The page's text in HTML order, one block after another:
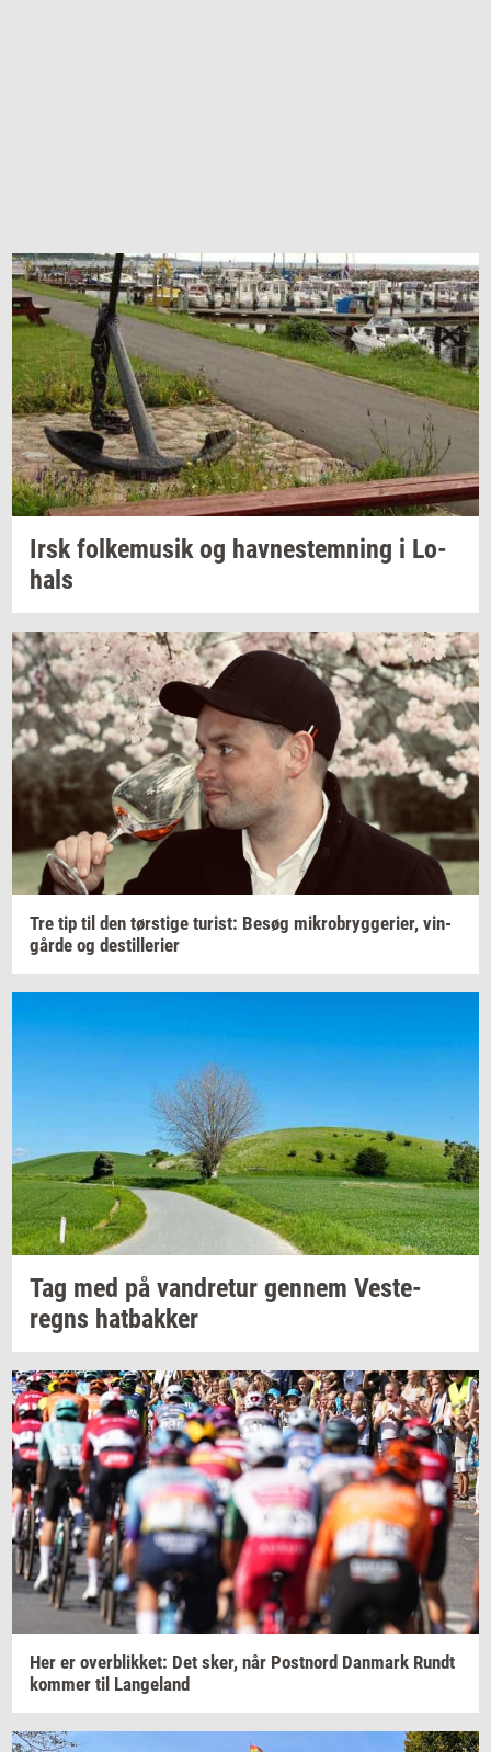
Irskfol­kemu­sikog hav­ne­stem­ning i Lo­
hals
Tre tip til den tørsti­ge turist: Besøg mi­kro­bryg­ge­ri­er, vin­
går­de og destil­le­ri­er
Tag med på van­dre­tur gen­nem Ve­ste­
regns hat­bak­ker
Her er over­blik­ket: Det sker, når Po­st­n­ord Dan­mark Rundt
kom­mer til Lan­geland